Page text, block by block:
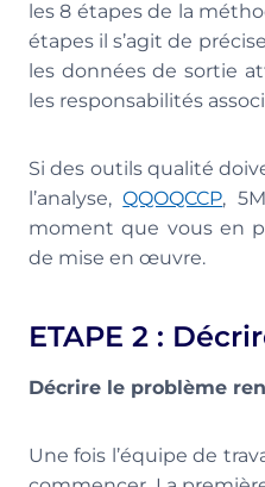
les 8 étapes de la
étapes il s’agit de
les données de sortie
les responsabilités
Si des outils qualité
l’analyse,QQOQCCP,
moment que vous en
de mise en œuvre.
ETAPE 2 :
Décrire le problème
Une fois l’équipe de